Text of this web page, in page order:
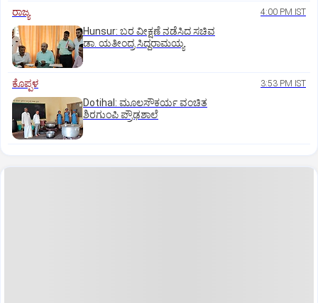
ರಾಜ್ಯ 4:00 PM IST
Hunsur: ಬರ ವೀಕ್ಷಣೆ ನಡೆಸಿದ ಸಚಿವ
ಡಾ. ಯತೀಂದ್ರ ಸಿದ್ದರಾಮಯ್ಯ
ಕೊಪ್ಪಳ 3:53 PM IST
Dotihal: ಮೂಲಸೌಕರ್ಯ ವಂಚಿತ
ಶಿರಗುಂಪಿ ಪ್ರೌಢಶಾಲೆ